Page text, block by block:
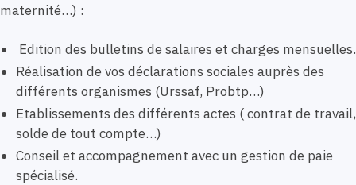
maternité…) :
Edition des bulletins de salaires et charges mensuelles.
Réalisation de vos déclarations sociales auprès des
différents organismes (Urssaf, Probtp…)
Etablissements des différents actes ( contrat de travail,
solde de tout compte…)
Conseil et accompagnement avec un gestion de paie
spécialisé.